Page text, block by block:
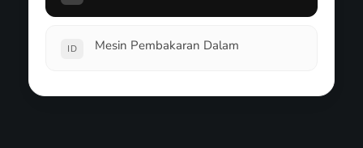
ID Mesin Pembakaran Dalam